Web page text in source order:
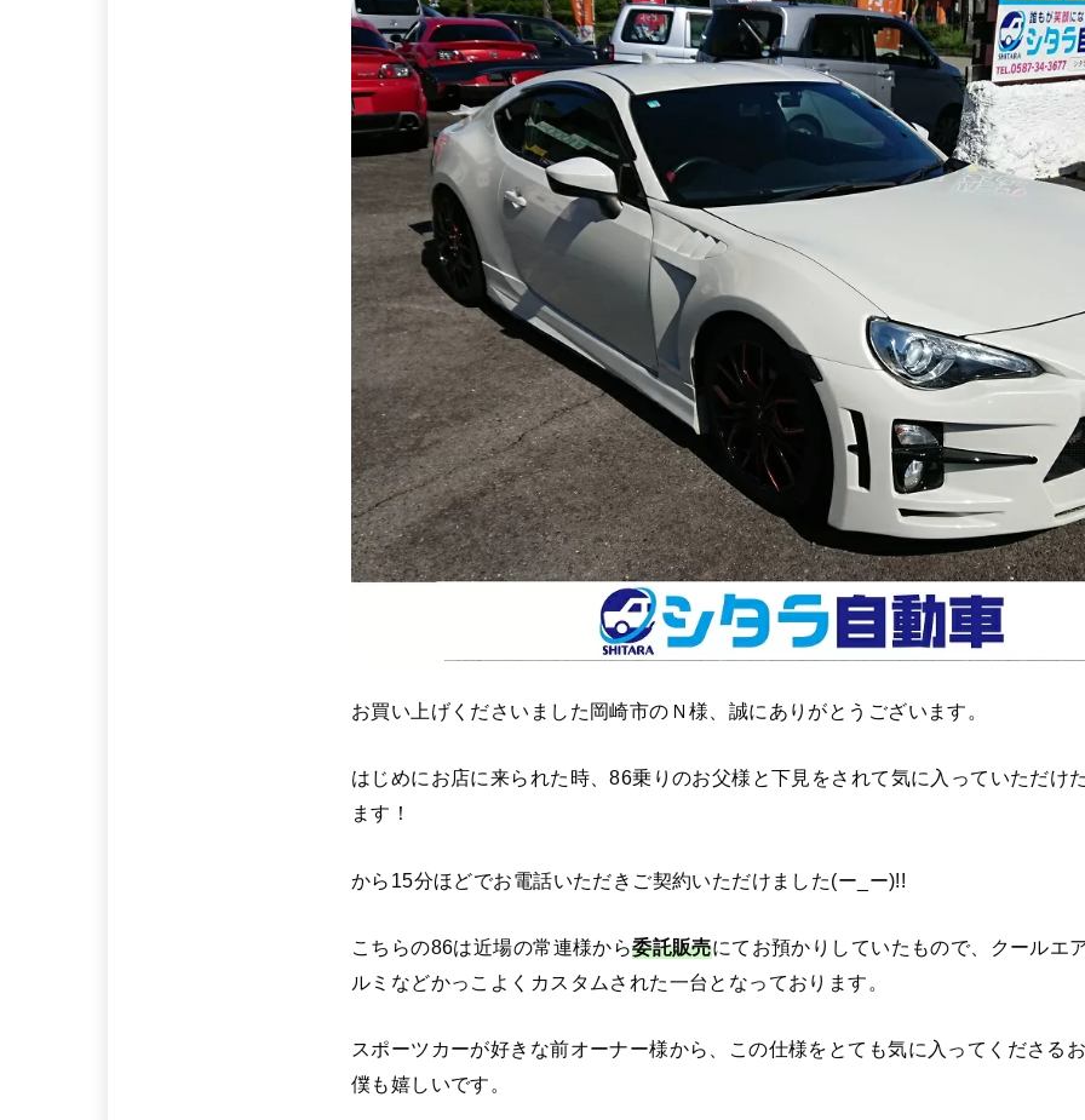
お買い上げくださいました岡崎市のＮ様、誠にありがとうございます。
はじめにお店に来られた時、86乗りのお父様と下見をされて気に入っていただけ
ます！
から15分ほどでお電話いただきご契約いただけました(ー_ー)!!
こちらの86は近場の常連様から委託販売にてお預かりしていたもので、クールエ
ルミなどかっこよくカスタムされた一台となっております。
スポーツカーが好きな前オーナー様から、この仕様をとても気に入ってくださる
僕も嬉しいです。